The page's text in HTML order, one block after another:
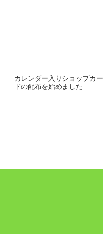
カレンダー入りショップカー
ドの配布を始めました